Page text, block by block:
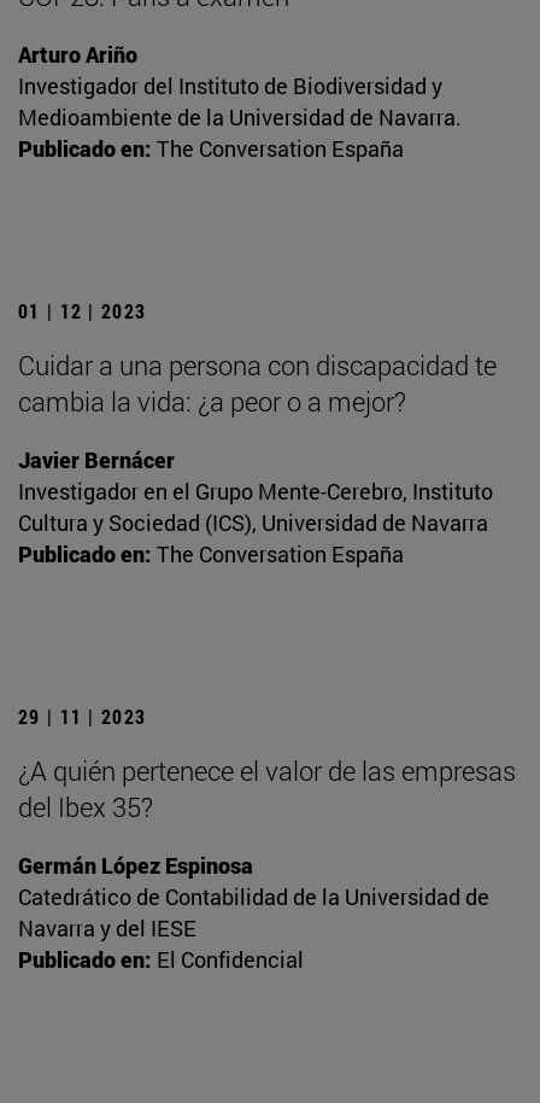
Arturo Ariño
Investigador del Instituto de Biodiversidad y
Medioambiente de la Universidad de Navarra.
Publicado en: The Conversation España
01 | 12 | 2023
Cuidar a una persona con discapacidad te
cambia la vida: ¿a peor o a mejor?
Javier Bernácer
Investigador en el Grupo Mente-Cerebro, Instituto
Cultura y Sociedad (ICS), Universidad de Navarra
Publicado en: The Conversation España
29 | 11 | 2023
¿A quién pertenece el valor de las empresas
del Ibex 35?
Germán López Espinosa
Catedrático de Contabilidad de la Universidad de
Navarra y del IESE
Publicado en: El Confidencial